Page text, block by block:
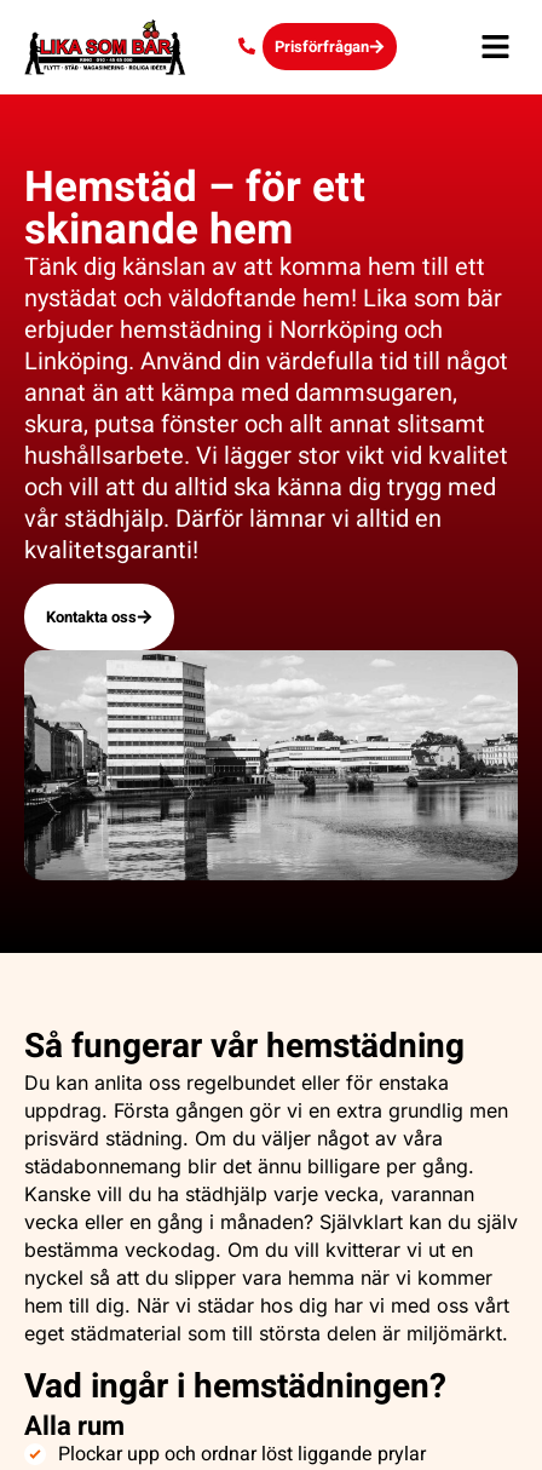
Prisförfrågan
Hemstäd – för ett
skinande hem
Tänk dig känslan av att komma hem till ett
nystädat och väldoftande hem! Lika som bär
erbjuder hemstädning i Norrköping och
Linköping. Använd din värdefulla tid till något
annat än att kämpa med dammsugaren,
skura, putsa fönster och allt annat slitsamt
hushållsarbete. Vi lägger stor vikt vid kvalitet
och vill att du alltid ska känna dig trygg med
vår städhjälp. Därför lämnar vi alltid en
kvalitetsgaranti!
Kontakta oss
Så fungerar vår hemstädning
Du kan anlita oss regelbundet eller för enstaka
uppdrag. Första gången gör vi en extra grundlig men
prisvärd städning. Om du väljer något av våra
städabonnemang blir det ännu billigare per gång.
Kanske vill du ha städhjälp varje vecka, varannan
vecka eller en gång i månaden? Självklart kan du själv
bestämma veckodag. Om du vill kvitterar vi ut en
nyckel så att du slipper vara hemma när vi kommer
hem till dig. När vi städar hos dig har vi med oss vårt
eget städmaterial som till största delen är miljömärkt.
Vad ingår i hemstädningen?
Alla rum
Plockar upp och ordnar löst liggande prylar